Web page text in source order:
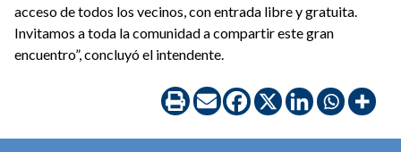
acceso de todos los vecinos, con entrada libre y gratuita.
Invitamos a toda la comunidad a compartir este gran
encuentro”, concluyó el intendente.